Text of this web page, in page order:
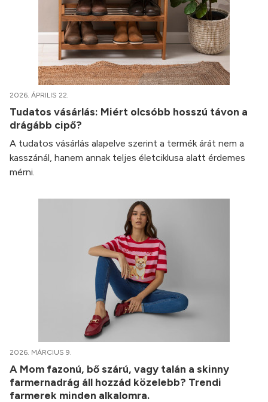
2026. ÁPRILIS 22.
Tudatos vásárlás: Miért olcsóbb hosszú távon a
drágább cipő?
A tudatos vásárlás alapelve szerint a termék árát nem a
kasszánál, hanem annak teljes életciklusa alatt érdemes
mérni.
2026. MÁRCIUS 9.
A Mom fazonú, bő szárú, vagy talán a skinny
farmernadrág áll hozzád közelebb? Trendi
farmerek minden alkalomra.